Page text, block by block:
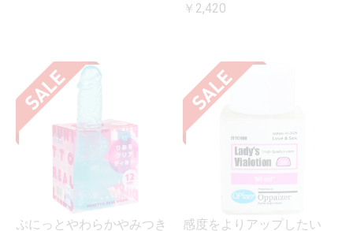
￥2,420
ぷにっとやわらかやみつき
感度をよりアップしたい